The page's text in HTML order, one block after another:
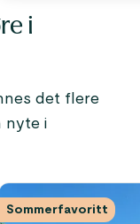
i
det flere
nyte i
Sommerfavoritt